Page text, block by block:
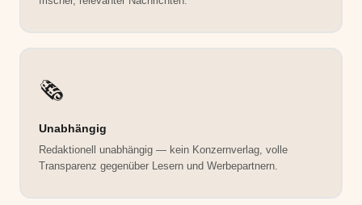
🗞️
Unabhängig
Redaktionell unabhängig — kein Konzernverlag, volle
Transparenz gegenüber Lesern und Werbepartnern.